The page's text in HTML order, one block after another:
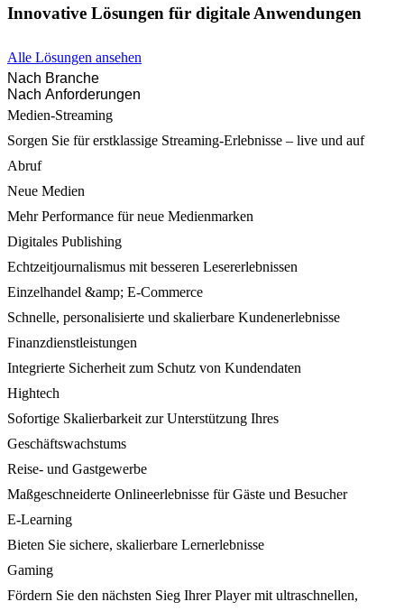
Innovative Lösungen für digitale Anwendungen
Alle Lösungen ansehen
Nach Branche
Nach Anforderungen
Medien-Streaming
Sorgen Sie für erstklassige Streaming-Erlebnisse – live und auf
Abruf
Neue Medien
Mehr Performance für neue Medienmarken
Digitales Publishing
Echtzeitjournalismus mit besseren Lesererlebnissen
Einzelhandel &amp; E-Commerce
Schnelle, personalisierte und skalierbare Kundenerlebnisse
Finanzdienstleistungen
Integrierte Sicherheit zum Schutz von Kundendaten
Hightech
Sofortige Skalierbarkeit zur Unterstützung Ihres
Geschäftswachstums
Reise- und Gastgewerbe
Maßgeschneiderte Onlineerlebnisse für Gäste und Besucher
E-Learning
Bieten Sie sichere, skalierbare Lernerlebnisse
Gaming
Fördern Sie den nächsten Sieg Ihrer Player mit ultraschnellen,